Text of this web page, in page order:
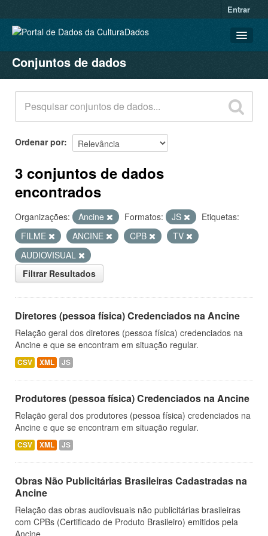
Entrar
CONJUNTOS DE DADOS
ORGANIZAÇÕES
GRUPOS
SOBRE
Conjuntos de dados
Ordenar por
3 conjuntos de dados
encontrados
Organizações: Ancine Formatos: JS
Etiquetas:
FILME
ANCINE CPB
TV
AUDIOVISUAL
Filtrar Resultados
Diretores (pessoa física) Credenciados na Ancine
Relação geral dos diretores (pessoa física) credenciados na
Ancine e que se encontram em situação regular.
CSV XML JS
Produtores (pessoa física) Credenciados na Ancine
Relação geral dos produtores (pessoa física) credenciados na
Ancine e que se encontram em situação regular.
CSV XML JS
Obras Não Publicitárias Brasileiras Cadastradas na
Ancine
Relação das obras audiovisuais não publicitárias brasileiras
com CPBs (Certificado de Produto Brasileiro) emitidos pela
Ancine.